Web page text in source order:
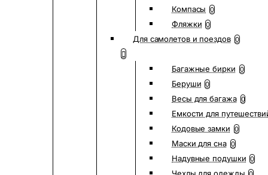
Компасы 0
Фляжки 0
Для самолетов и поездов 0
Багажные бирки 0
Беруши 0
Весы для багажа 0
Емкости для
Кодовые замки 0
Маски для сна 0
Надувные подушки 0